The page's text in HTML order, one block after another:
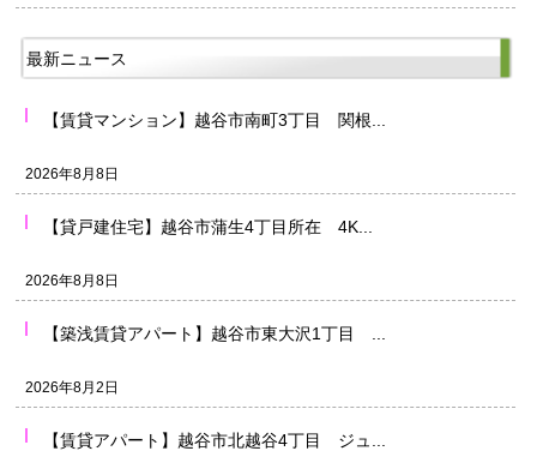
最新ニュース
【賃貸マンション】越谷市南町3丁目 関根...
2026年8月8日
【貸戸建住宅】越谷市蒲生4丁目所在 4K...
2026年8月8日
【築浅賃貸アパート】越谷市東大沢1丁目 ...
2026年8月2日
【賃貸アパート】越谷市北越谷4丁目 ジュ...